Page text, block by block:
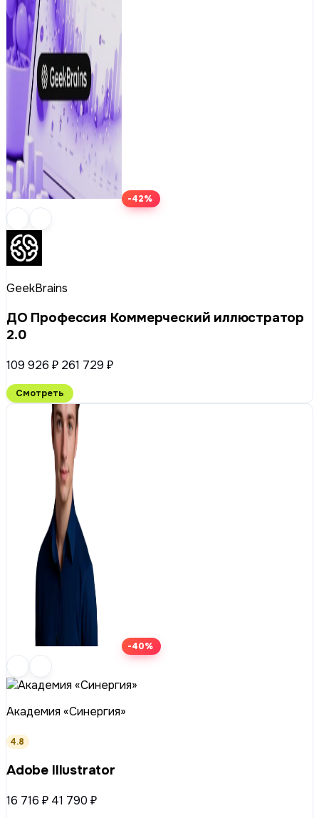
-42%
GeekBrains
ДО Профессия Коммерческий иллюстратор
2.0
109 926 ₽ 261 729 ₽
Смотреть
-40%
Академия «Синергия»
4.8
Adobe Illustrator
16 716 ₽ 41 790 ₽